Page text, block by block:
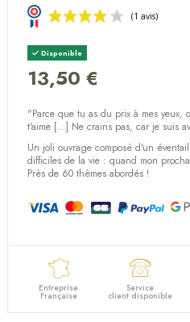
(1 avis)
Disponible
13,50 €
"Parce que tu as du prix à mes yeux,
t'aime [...] Ne crains pas, car je suis
Un joli ouvrage composé d'un
difficiles de la vie : quand mon
Près de 60 thèmes abordés !
Entreprise
Française
Service
client disponible